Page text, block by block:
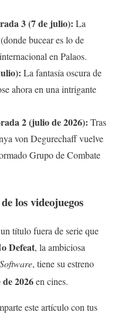
3 (7 de julio): La
bucear es lo de
en Palaos.
La fantasía oscura de
ahora en una intrigante
2 (julio de 2026): Tras
von Degurechaff vuelve
Grupo de Combate
los videojuegos
título fuera de serie que
Defeat, la ambiciosa
, tiene su estreno
2026en cines.
este artículo con tus